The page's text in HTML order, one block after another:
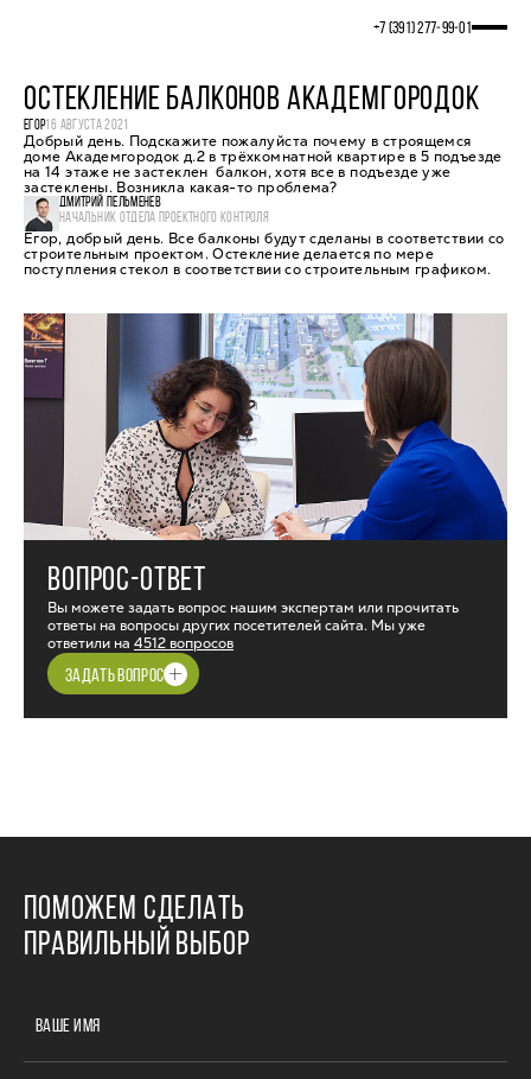
+7 (391) 277‒99‒01
ОСТЕКЛЕНИЕ БАЛКОНОВ АКАДЕМГОРОДОК
ЕГОР16 АВГУСТА 2021
Добрый день. Подскажите пожалуйста почему в строящемся
доме Академгородок д.2 в трёхкомнатной квартире в 5 подъезде
на 14 этаже не застеклен балкон, хотя все в подъезде уже
застеклены. Возникла какая-то проблема?
ДМИТРИЙ ПЕЛЬМЕНЕВ
НАЧАЛЬНИК ОТДЕЛА ПРОЕКТНОГО КОНТРОЛЯ
Егор, добрый день. Все балконы будут сделаны в соответствии со
строительным проектом. Остекление делается по мере
поступления стекол в соответствии со строительным графиком.
ВОПРОС-ОТВЕТ
Вы можете задать вопрос нашим экспертам или прочитать
ответы на вопросы других посетителей сайта. Мы уже
ответили на 4512 вопросов
ЗАДАТЬ ВОПРОС
ПОМОЖЕМ СДЕЛАТЬ
ПРАВИЛЬНЫЙ ВЫБОР
ВАШЕ ИМЯ